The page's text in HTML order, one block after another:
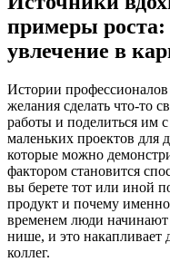
примеры
увлечение в
Истории
желания сделать что-то
работы и поделиться им
маленьких проектов для
которые можно
фактором становится
вы берете тот или иной
продукт и почему
временем люди начинают
нише, и это накапливает
коллег.